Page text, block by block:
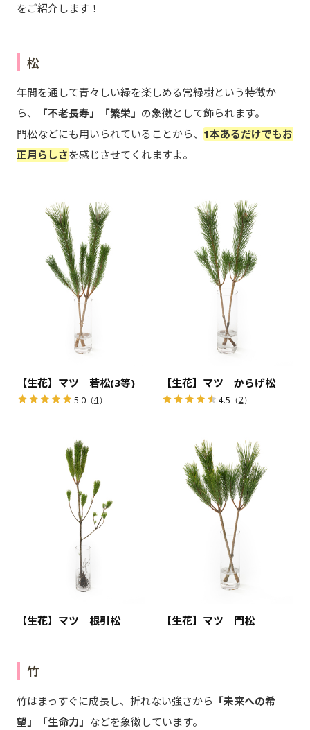
をご紹介します！
松
年間を通して青々しい緑を楽しめる常緑樹という特徴か
ら、
「不老長寿」「繁栄」 の象徴として飾られます。
門松などにも用いられていることから、 1本あるだけでもお
正月らしさを感じさせてくれますよ。
【生花】マツ 若松(3等)
5.0（4）
【生花】マツ からげ松
4.5 （2）
【生花】マツ 根引松 【生花】マツ 門松
竹
竹はまっすぐに成長し、折れない強さから 「未来への希
望」「生命力」 などを象徴しています。